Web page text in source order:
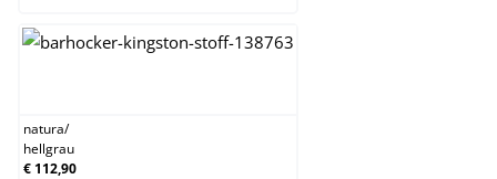
natura/
hellgrau
€ 112,90